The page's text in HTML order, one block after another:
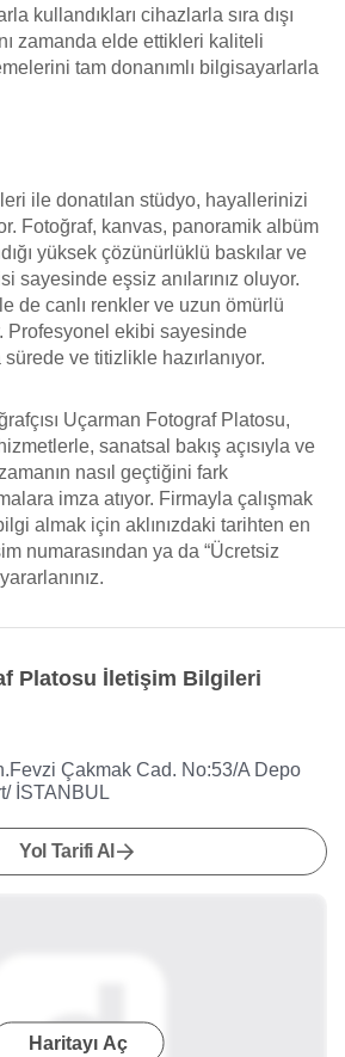
kullandıkları cihazlarla sıra dışı
zamanda elde ettikleri kaliteli
tam donanımlı bilgisayarlarla
ile donatılan stüdyo, hayallerinizi
Fotoğraf, kanvas, panoramik albüm
yüksek çözünürlüklü baskılar ve
sayesinde eşsiz anılarınız oluyor.
de canlı renkler ve uzun ömürlü
Profesyonel ekibi sayesinde
ve titizlikle hazırlanıyor.
Uçarman Fotograf Platosu,
sanatsal bakış açısıyla ve
nasıl geçtiğini fark
imza atıyor. Firmayla çalışmak
almak için aklınızdaki tarihten en
numarasından ya da “Ücretsiz
Platosu İletişim Bilgileri
Çakmak Cad. No:53/A Depo
İSTANBUL
Yol Tarifi Al
Haritayı Aç